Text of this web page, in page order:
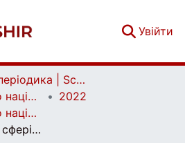
Увійти
Наукова періодика | Scientific periodicals
Вісник Київського національного університету імені Тараса Шевченка. Юридичні науки | Bulletin of Taras Shevchenko National University of Kyiv. Legal Studies
2022
Вісник Київського національного університету імені Тараса Шевченка. Юридичні науки. Вип. 1(120)
Уніфікація норм у сфері міжнародно-правового регулювання праці